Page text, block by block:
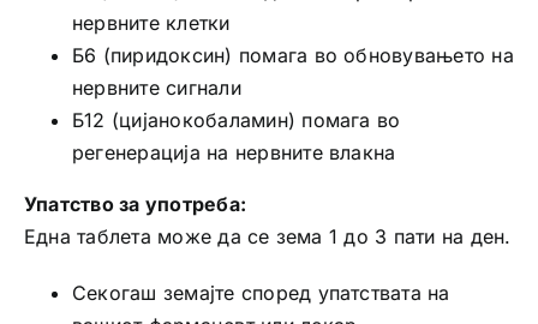
нервните клетки
Б6 (пиридоксин) помага во обновувањето на
нервните сигнали
Б12 (цијанокобаламин) помага во
регенерација на нервните влакна
Упатство за употреба:
Една таблета може да се зема 1 до 3 пати на ден.
Секогаш земајте според упатствата на